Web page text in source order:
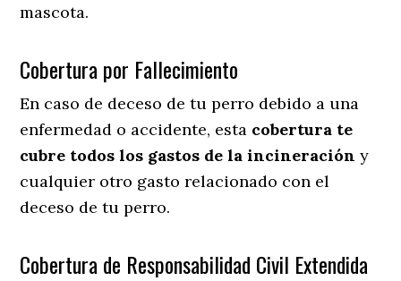
mascota.
Cobertura por Fallecimiento
En caso de deceso de tu perro debido a una
enfermedad o accidente, esta cobertura te
cubre todos los gastos de la incineración y
cualquier otro gasto relacionado con el
deceso de tu perro.
Cobertura de Responsabilidad Civil Extendida